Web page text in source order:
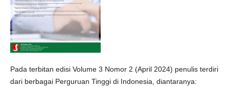
Pada terbitan edisi Volume 3 Nomor 2 (April 2024) penulis terdiri
dari berbagai Perguruan Tinggi di Indonesia, diantaranya: